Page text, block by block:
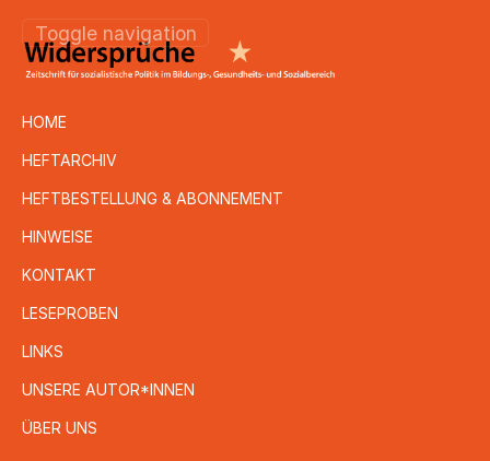
Toggle navigation
HOME
HEFTARCHIV
HEFTBESTELLUNG & ABONNEMENT
HINWEISE
KONTAKT
LESEPROBEN
LINKS
UNSERE AUTOR*INNEN
ÜBER UNS